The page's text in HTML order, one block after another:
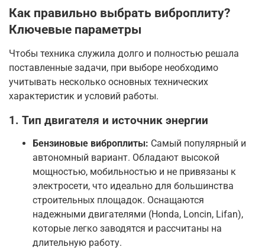
Как правильно выбрать виброплиту?
Ключевые параметры
Чтобы техника служила долго и полностью решала
поставленные задачи, при выборе необходимо
учитывать несколько основных технических
характеристик и условий работы.
1. Тип двигателя и источник энергии
Бензиновые виброплиты: Самый популярный и
автономный вариант. Обладают высокой
мощностью, мобильностью и не привязаны к
электросети, что идеально для большинства
строительных площадок. Оснащаются
надежными двигателями (Honda, Loncin, Lifan),
которые легко заводятся и рассчитаны на
длительную работу.